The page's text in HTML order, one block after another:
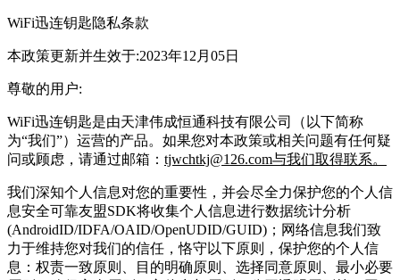
WiFi迅连钥匙隐私条款
本政策更新并生效于:2023年12月05日
尊敬的用户:
WiFi迅连钥匙是由天津伟成恒通科技有限公司
（以下简称
为“我们”）运营的产品。如果您对本政策或相关问题有任何疑
问或顾虑，请通过邮箱： tjwchtkj@126.com与我们取得联系。
我们深知个人信息对您的重要性，并会尽全力保护您的个人信
息安全可靠友盟SDK将收集个人信息进行数据统计分析
(AndroidID/IDFA/OAID/OpenUDID/GUID)；网络信息我们致
力于维持您对我们的信任，恪守以下原则，保护您的个人信
息：权责一致原则、目的明确原则、选择同意原则、最小必要